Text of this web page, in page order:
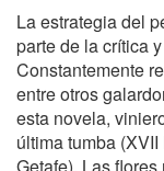
La estrategia del
parte de la crítica
Constantemente
entre otros
esta novela,
última tumba